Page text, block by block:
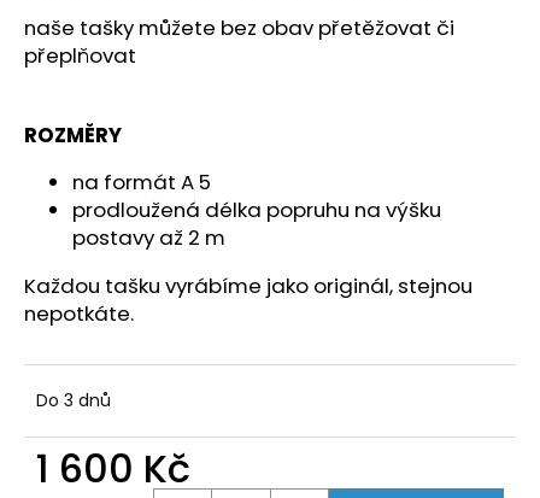
naše tašky můžete bez obav přetěžovat či
přeplňovat
ROZMĚRY
na formát A 5
prodloužená délka popruhu na výšku
postavy až 2 m
Každou tašku vyrábíme jako originál, stejnou
nepotkáte.
Do 3 dnů
1 600 Kč